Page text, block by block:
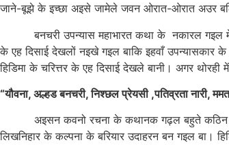
जाने-बूझे के इच्छा अइसे जामेले जवन ओरात-ओरात अउर
बनचरी उपन्यास महाभारत कथा के नकारल गइल
के एह दिसाई देखलों नइखे गइल बाकि इहवाँ उपन्यासकार
हिडिमा के चरित्तर के एह दिसाई देखले बानी। अगर
“यौवना, अल्हड बनचरी, निश्छल प्रेयसी ,पतिव्रता नारी,
अइसन कवनो रचना के कथानक गढ़ल बहुते कठिन
लिखनिहार के कल्पना के बरियार उदाहरन बन गइल बा।